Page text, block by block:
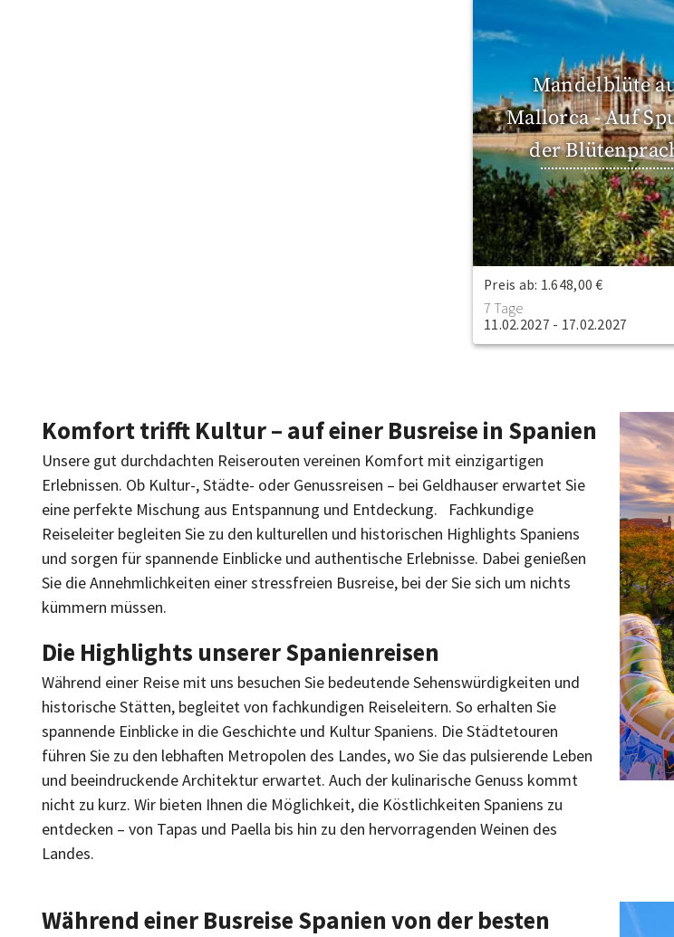
Mandelblüte
Mallorca - Auf
der
Preis ab: 1.648,00 €
7 Tage
11.02.2027 - 17.02.2027
Komfort trifft Kultur – auf einer Busreise in Spanien
Unsere gut durchdachten Reiserouten vereinen Komfort mit einzigartigen
Erlebnissen. Ob Kultur-, Städte- oder Genussreisen – bei Geldhauser erwartet Sie
eine perfekte Mischung aus Entspannung und Entdeckung. Fachkundige
Reiseleiter begleiten Sie zu den kulturellen und historischen Highlights Spaniens
und sorgen für spannende Einblicke und authentische Erlebnisse. Dabei genießen
Sie die Annehmlichkeiten einer stressfreien Busreise, bei der Sie sich um nichts
kümmern müssen.
Die Highlights unserer Spanienreisen
Während einer Reise mit uns besuchen Sie bedeutende Sehenswürdigkeiten und
historische Stätten, begleitet von fachkundigen Reiseleitern. So erhalten Sie
spannende Einblicke in die Geschichte und Kultur Spaniens. Die Städtetouren
führen Sie zu den lebhaften Metropolen des Landes, wo Sie das pulsierende Leben
und beeindruckende Architektur erwartet. Auch der kulinarische Genuss kommt
nicht zu kurz. Wir bieten Ihnen die Möglichkeit, die Köstlichkeiten Spaniens zu
entdecken – von Tapas und Paella bis hin zu den hervorragenden Weinen des
Landes.
Während einer Busreise Spanien von der besten